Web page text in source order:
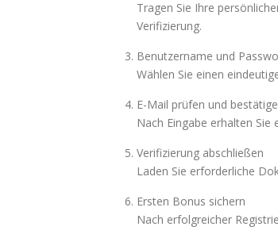
Tragen Sie Ihre
Verifizierung.
Benutzername und
Wählen Sie einen
E-Mail prüfen und
Nach Eingabe erhalten
Verifizierung abschließen
Laden Sie erforderliche
Ersten Bonus sichern
Nach erfolgreicher